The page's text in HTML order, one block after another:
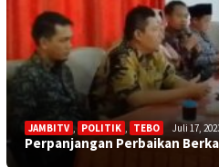
JAMBITV , POLITIK , TEBO Juli 17,
Perpanjangan Perbaikan